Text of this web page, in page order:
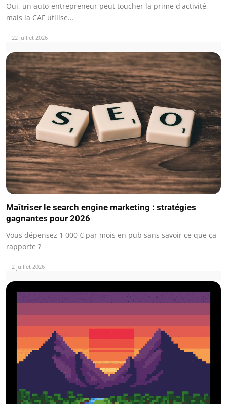
Oui, un auto-entrepreneur peut toucher la prime d'activité,
mais la CAF utilise…
22 juillet 2026
Maîtriser le search engine marketing : stratégies
gagnantes pour 2026
Vous dépensez 1 000 € par mois en pub sans savoir ce que ça
rapporte ?
2 juillet 2026